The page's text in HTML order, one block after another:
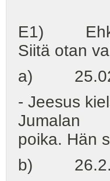
E1) Ehkä
Siitä otan
a)
- Jeesus
Jumalan
poika. Hän
b)